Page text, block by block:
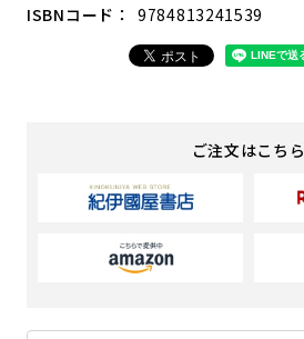
ISBNコード
9784813241539
ご注文はこちら